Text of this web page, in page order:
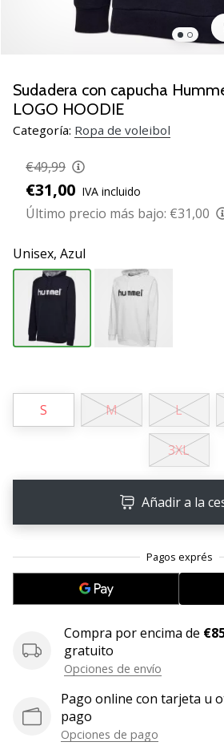
Navidad
para
jugadores
de
¡Nuestros
consejos
te
ayudarán
elegir
regalo
perfecto!
Encuentra…
2 min. de lectura
embajador
Weplayvolleyball!
¿Te
nuestro
Mostrar
Sudadera con capucha
LOGO HOODIE
Categoría: Ropa de voleibol
€49,99
€31,00 IVA incluido
Último precio más bajo: €31,00
Unisex, Azul
S M L
3XL
Añadir a la
Compra por encima de
gratuito
Opciones de envío
Pago online con tarjeta u
pago
Opciones de pago